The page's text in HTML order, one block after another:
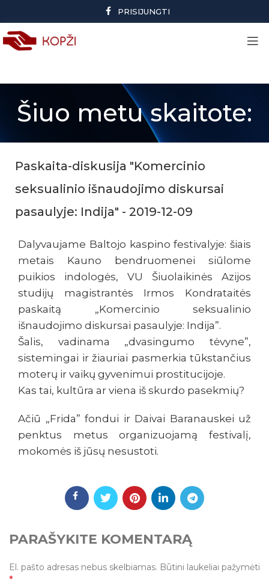
PRISIJUNGTI
Šiuo metu skaitote:
Paskaita-diskusija "Komercinio
seksualinio išnaudojimo diskursai
pasaulyje: Indija" - 2019-12-09
Dalyvaujame Baltojo kaspino festivalyje: šiais
metais Kauno bendruomenei siūlome
puikios indologės, VU Šiuolaikinės Azijos
studijų magistrantės Irmos Kondrataitės
paskaitą „Komercinio seksualinio
išnaudojimo diskursai pasaulyje: Indija”.
Šalis, vadinama „dvasingumo tėvyne”,
sistemingai ir žiauriai pasmerkia tūkstančius
moterų ir vaikų gyvenimui prostitucijoje.
Kas tai, kultūra ar viena iš skurdo pasekmių?
Ačiū „Frida” fondui ir Daivai Baranauskei už
penktus metus organizuojamą festivalį,
mokomės iš jūsų nesustoti.
PARAŠYKITE KOMENTARĄ
El. pašto adresas nebus skelbiamas. Būtini laukeliai pažymėti
*